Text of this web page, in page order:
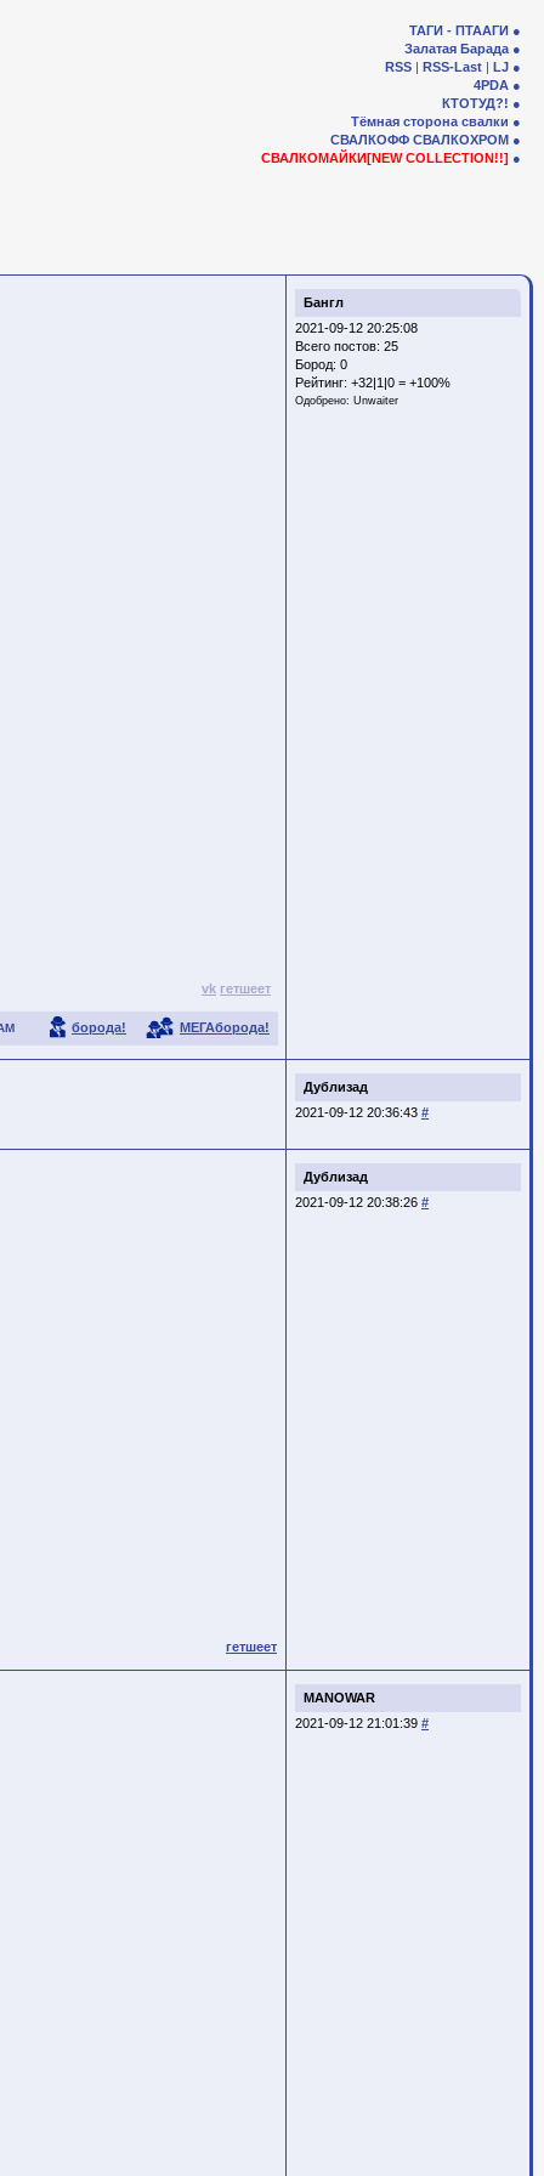
ТАГИ - ПТААГИ
Залатая Барада
RSS | RSS-Last | LJ
4PDA
КТОТУД?!
Тёмная сторона свалки
СВАЛКОФФ СВАЛКОХРОМ
СВАЛКОМАЙКИ[NEW COLLECTION!!]
Бангл
2021-09-12 20:25:08
Всего постов: 25
Бород: 0
Рейтинг: +32|1|0 = +100%
Одобрено: Unwaiter
vk гетшеет
борода! МЕГАборода!
Дублизад
2021-09-12 20:36:43 #
Дублизад
2021-09-12 20:38:26 #
гетшеет
MANOWAR
2021-09-12 21:01:39 #